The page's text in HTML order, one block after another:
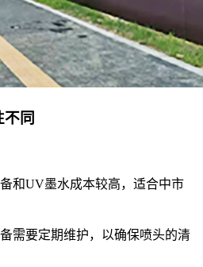
同
UV墨水成本较高，适合中市
要定期维护，以确保喷头的清